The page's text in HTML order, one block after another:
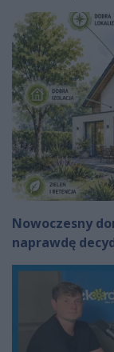
Nowoczesny
naprawdę